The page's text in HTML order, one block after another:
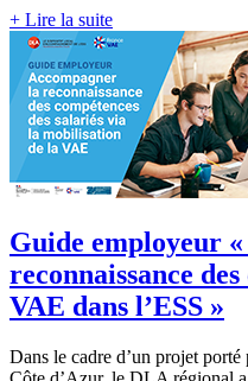
+ Lire la suite
Guide employeur
reconnaissance
VAE dans l’ESS »
Dans le cadre d’un projet